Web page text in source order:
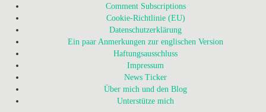
Comment Subscriptions
Cookie-Richtlinie (EU)
Datenschutzerklärung
Ein paar Anmerkungen zur englischen Version
Haftungsausschluss
Impressum
News Ticker
Über mich und den Blog
Unterstütze mich